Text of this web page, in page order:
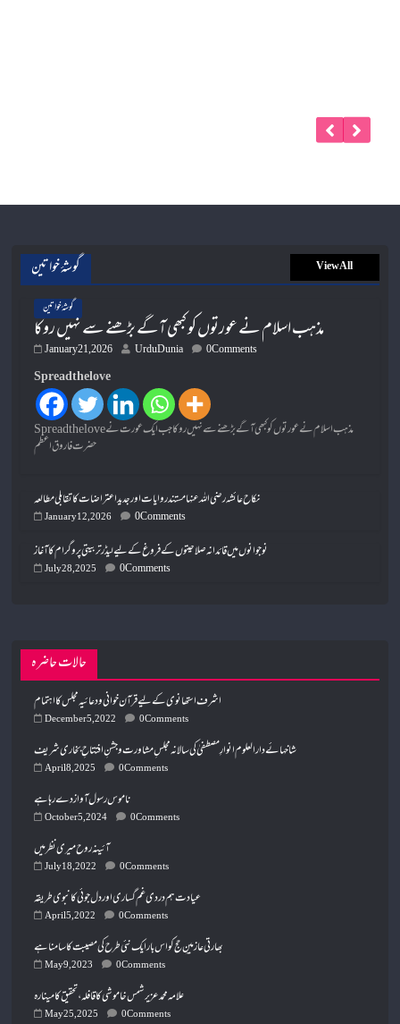
گوشۂ خواتین View All
گوشۂ خواتین
مذہب اسلام نے عورتوں کو کبھی آگے بڑھنے سے نہیں روکا
January 21, 2026 UrduDunia 0 Comments
Spread the love
Spread the loveمذہب اسلام نے عورتوں کو کبھی آگے بڑھنے سے نہیں روکا جب ایک عورت نے
حضرت فاروق اعظم
نکاح عائشہ رضی اللہ عنہا مستند روایات اور جدید اعتراضات کا تقابلی مطالعہ
January 12, 2026 0 Comments
نوجوانوں میں قائدانہ صلاحیتوں کے فروغ کے لیے لیڈر تربیتی پروگرام کا آغاز
July 28, 2025 0 Comments
حالات حاضرہ
اشرف استھانوی کے لیے قرآن خوانی ودعائیہ مجلس کا اہتمام
December 5, 2022 0 Comments
شاخہائے دارالعلوم انوارِ مصطفیٰ کی سالانہ مجلسِ مشاورت و جشنِ افتتاحِ بخاری شریف
April 8, 2025 0 Comments
ناموس رسول آواز دے رہا ہے
October 5, 2024 0 Comments
آئینہ ر وح میری نظر میں
July 18, 2022 0 Comments
عیادت ہم دردی غم گساری اور دل جوئی کا نبوی طریقہ
April 5, 2022 0 Comments
بھارتی عازمینِ حج کو اس بار ایک نئی طرح کی مصیبت کا سامنا ہے
May 9, 2023 0 Comments
علامہ محمد عزیر شمس خاموشی کا قافلہ، تحقیق کا مینارہ
May 25, 2025 0 Comments